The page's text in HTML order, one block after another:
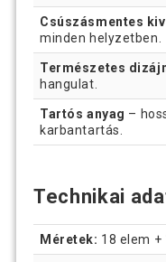
Csúszásmentes
minden helyzetben.
Természetes
hangulat.
Tartós anyag –
karbantartás.
Technikai
Méretek: 18 elem